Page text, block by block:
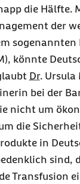
die Hälfte.
der
könnte
Dr. Ursula
bei der
nicht um
die
in
sind,
Transfusion